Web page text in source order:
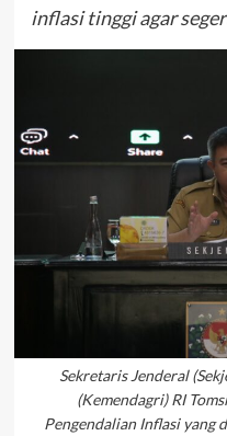
inflasi tinggi agar
Sekretaris Jenderal
(Kemendagri) RI
Pengendalian Inflasi yang